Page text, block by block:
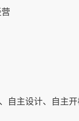
自主设计、自主开